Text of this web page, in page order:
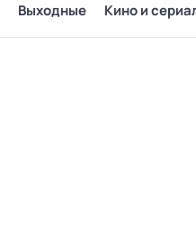
Выходные Кино и